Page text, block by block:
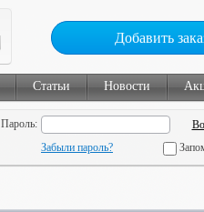
Добавить
Статьи Новости
Пароль:
Забыли пароль?